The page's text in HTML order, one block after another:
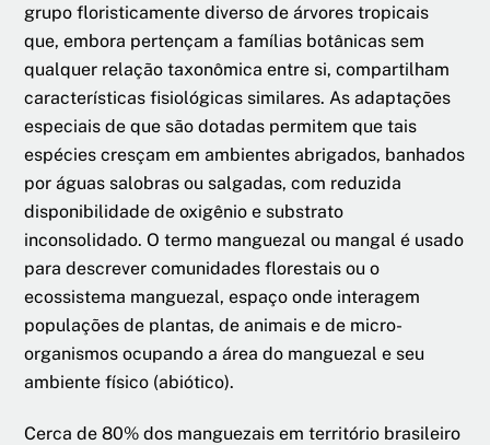
grupo floristicamente diverso de árvores tropicais
que, embora pertençam a famílias botânicas sem
qualquer relação taxonômica entre si, compartilham
características fisiológicas similares. As adaptações
especiais de que são dotadas permitem que tais
espécies cresçam em ambientes abrigados, banhados
por águas salobras ou salgadas, com reduzida
disponibilidade de oxigênio e substrato
inconsolidado. O termo manguezal ou mangal é usado
para descrever comunidades florestais ou o
ecossistema manguezal, espaço onde interagem
populações de plantas, de animais e de micro-
organismos ocupando a área do manguezal e seu
ambiente físico (abiótico).
Cerca de 80% dos manguezais em território brasileiro